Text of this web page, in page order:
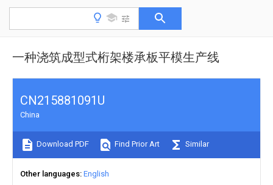
一种浇筑成型式桁架楼承板平模生产线
CN215881091U
China
Download PDF Find Prior Art Similar
Other languages English